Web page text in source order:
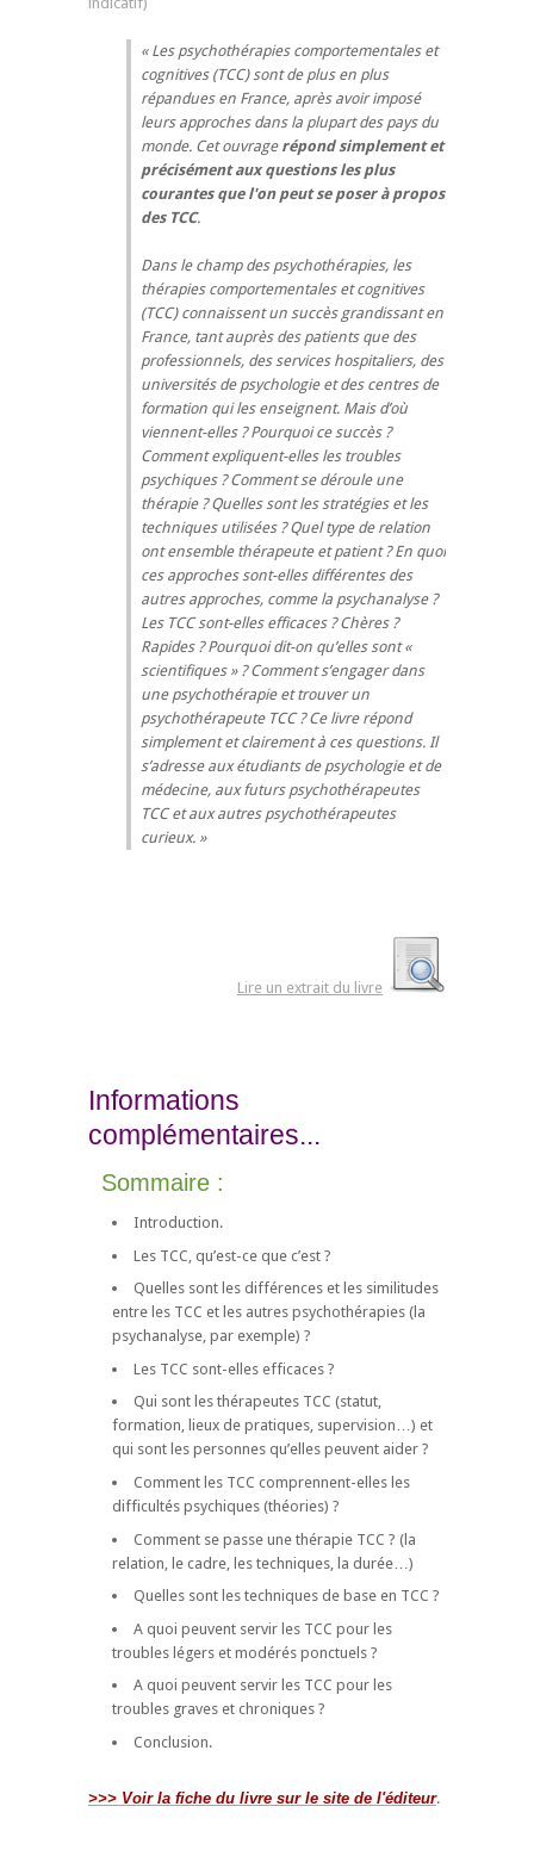
Les psychothérapies comportementales et
cognitives (TCC) sont de plus en plus
répandues en France, après avoir imposé
leurs approches dans la plupart des pays du
monde. Cet ouvrage répond simplement et
précisément aux questions les plus
courantes que l'on peut se poser à propos
des TCC.
Dans le champ des psychothérapies, les
thérapies comportementales et cognitives
(TCC) connaissent un succès grandissant en
France, tant auprès des patients que des
professionnels, des services hospitaliers, des
universités de psychologie et des centres de
formation qui les enseignent. Mais d’où
viennent-elles ? Pourquoi ce succès ?
Comment expliquent-elles les troubles
psychiques ? Comment se déroule une
thérapie ? Quelles sont les stratégies et les
techniques utilisées ? Quel type de relation
ont ensemble thérapeute et patient ? En quoi
ces approches sont-elles différentes des
autres approches, comme la psychanalyse ?
Les TCC sont-elles efficaces ? Chères ?
Rapides ? Pourquoi dit-on qu’elles sont «
scientifiques » ? Comment s’engager dans
une psychothérapie et trouver un
psychothérapeute TCC ? Ce livre répond
simplement et clairement à ces questions. Il
s’adresse aux étudiants de psychologie et de
médecine, aux futurs psychothérapeutes
TCC et aux autres psychothérapeutes
curieux.
Lire un extrait du livre
Informations
complémentaires...
Sommaire :
Introduction.
Les TCC, qu’est-ce que c’est ?
Quelles sont les différences et les similitudes
entre les TCC et les autres psychothérapies (la
psychanalyse, par exemple) ?
Les TCC sont-elles efficaces ?
Qui sont les thérapeutes TCC (statut,
formation, lieux de pratiques, supervision…) et
qui sont les personnes qu’elles peuvent aider ?
Comment les TCC comprennent-elles les
difficultés psychiques (théories) ?
Comment se passe une thérapie TCC ? (la
relation, le cadre, les techniques, la durée…)
Quelles sont les techniques de base en TCC ?
A quoi peuvent servir les TCC pour les
troubles légers et modérés ponctuels ?
A quoi peuvent servir les TCC pour les
troubles graves et chroniques ?
Conclusion.
>>> Voir la fiche du livre sur le site de l'éditeur.